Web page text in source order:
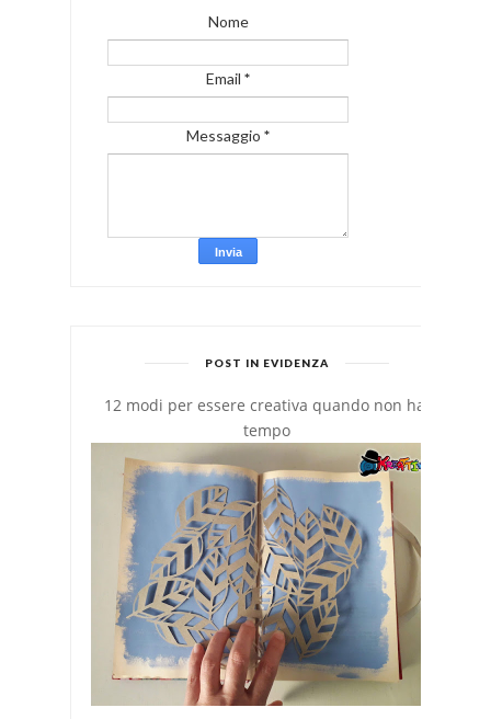
Nome
Email *
Messaggio *
POST IN EVIDENZA
12 modi per essere creativa quando non hai
tempo